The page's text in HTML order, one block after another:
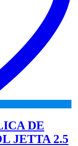
DE
JETTA 2.5